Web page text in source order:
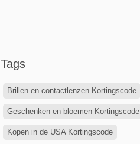
Tags
Brillen en contactlenzen Kortingscode
Geschenken en bloemen Kortingscode
Kopen in de USA Kortingscode